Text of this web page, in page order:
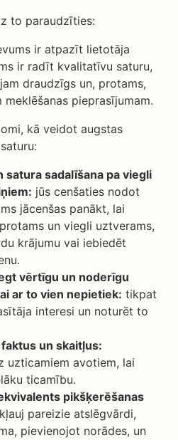
to paraudzīties:
ir atpazīt lietotāja
ir radīt kvalitatīvu saturu,
draudzīgs un, protams,
pieprasījumam.
kā veidot augstas
satura sadalīšana pa viegli
jūs cenšaties nodot
jācenšas panākt, lai
un viegli uztverams,
krājumu vai iebiedēt
vērtīgu un noderīgu
ar to vien nepietiek: tikpat
interesi un noturēt to
un skaitļus:
uzticamiem avotiem, lai
ticamību.
pikšķerēšanas
pareizie atslēgvārdi,
pievienojot norādes, un